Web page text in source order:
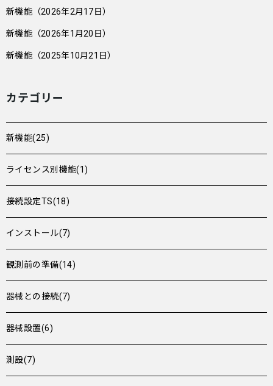
新機能（2026年2月17日）
新機能（2026年1月20日）
新機能（2025年10月21日）
カテゴリー
新機能(25)
ライセンス別機能(1)
接続設定TS(18)
インストール(7)
観測前の準備(14)
器械との接続(7)
器械設置(6)
測設(7)